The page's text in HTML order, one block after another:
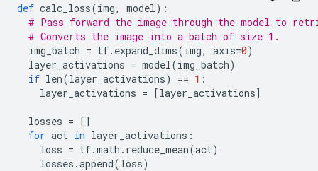
def calc_loss(img, model ):
# Pass forward the image through the model to
# Converts the image into a batch of size 1.
img_batch = tf. expand_dims(img, axis=0)
layer_activations = model (img_batch)
if len(layer_activations) == 1 :
layer_activations = [layer_activations]
losses = []
for act in layer_activations :
loss = tf.math . reduce_mean(act)
losses .append(loss)